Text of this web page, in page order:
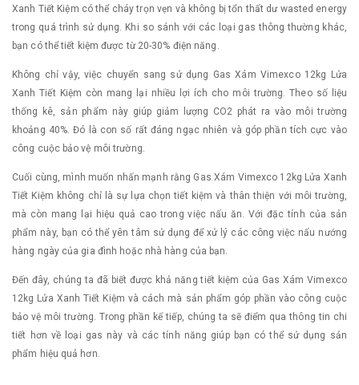
Xanh Tiết Kiệm có thể cháy trọn vẹn và không bị tổn thất dư wasted energy
trong quá trình sử dụng. Khi so sánh với các loại gas thông thường khác,
bạn có thể tiết kiệm được từ 20-30% điện năng.
Không chỉ vậy, việc chuyển sang sử dụng Gas Xám Vimexco 12kg Lửa
Xanh Tiết Kiệm còn mang lại nhiều lợi ích cho môi trường. Theo số liệu
thống kê, sản phẩm này giúp giảm lượng CO2 phát ra vào môi trường
khoảng 40%. Đó là con số rất đáng ngạc nhiên và góp phần tích cực vào
công cuộc bảo vệ môi trường.
Cuối cùng, mình muốn nhấn mạnh rằng Gas Xám Vimexco 12kg Lửa Xanh
Tiết Kiệm không chỉ là sự lựa chọn tiết kiệm và thân thiện với môi trường,
mà còn mang lại hiệu quả cao trong việc nấu ăn. Với đặc tính của sản
phẩm này, bạn có thể yên tâm sử dụng để xử lý các công việc nấu nướng
hàng ngày của gia đình hoặc nhà hàng của bạn.
Đến đây, chúng ta đã biết được khả năng tiết kiệm của Gas Xám Vimexco
12kg Lửa Xanh Tiết Kiệm và cách mà sản phẩm góp phần vào công cuộc
bảo vệ môi trường. Trong phần kế tiếp, chúng ta sẽ điểm qua thông tin chi
tiết hơn về loại gas này và các tính năng giúp bạn có thể sử dụng sản
phẩm hiệu quả hơn.